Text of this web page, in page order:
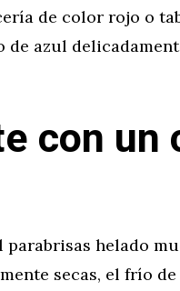
de color rojo o
azul
con un
helado
secas, el frío